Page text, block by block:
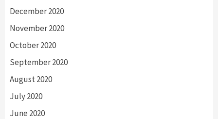
December 2020
November 2020
October 2020
September 2020
August 2020
July 2020
June 2020